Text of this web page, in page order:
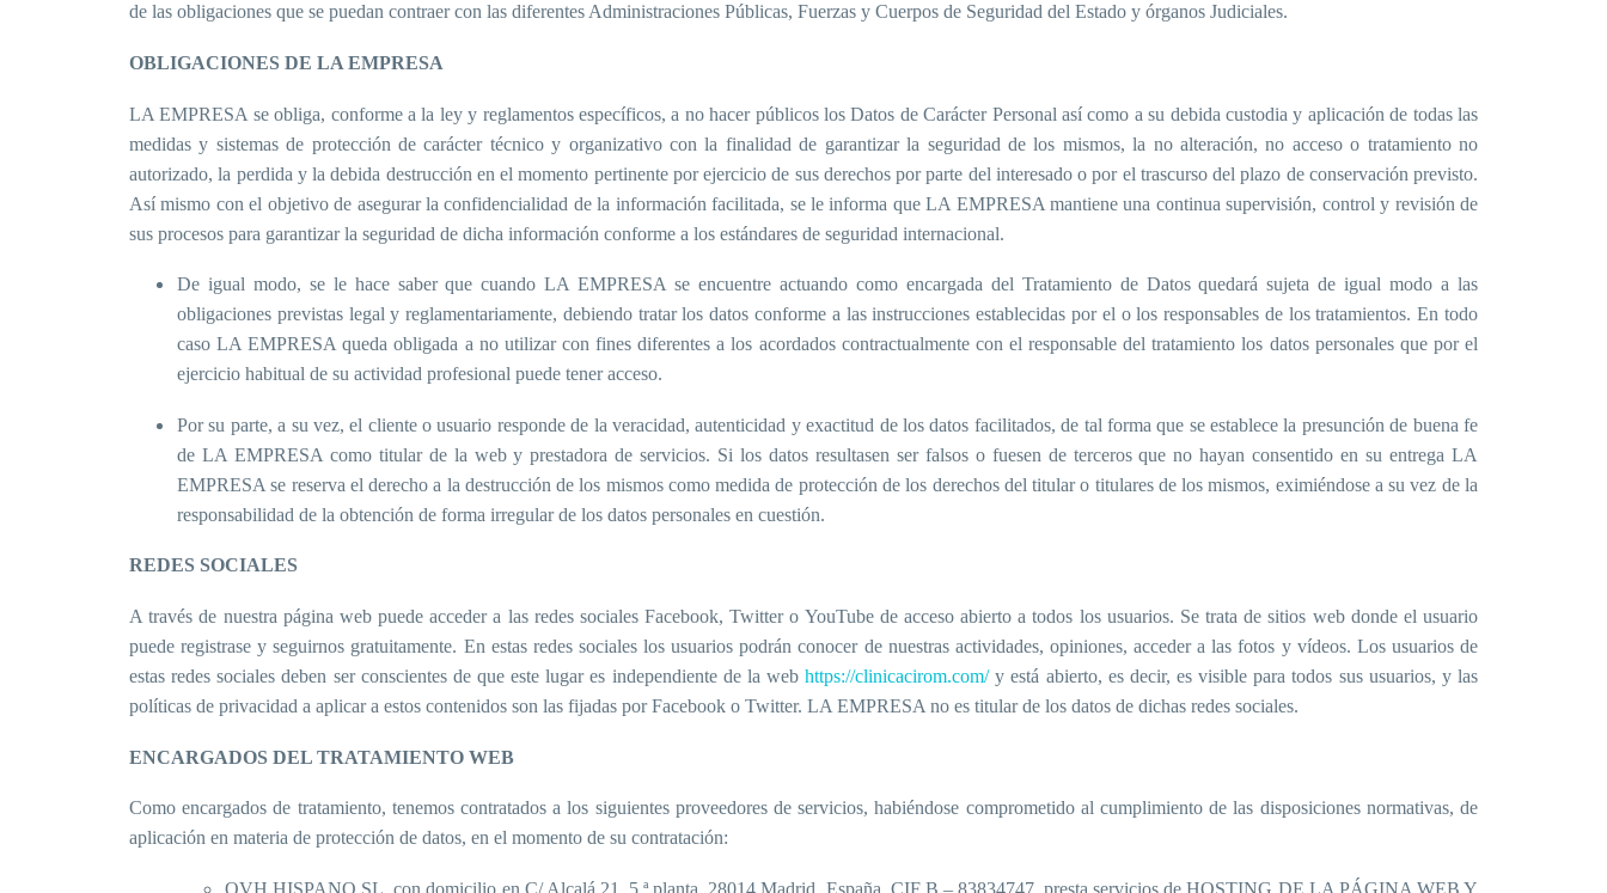
de las obligaciones que se puedan contraer con las diferentes Administraciones Públicas, Fuerzas y Cuerpos de Seguridad del Estado y órganos Judiciales.
OBLIGACIONES DE LA EMPRESA
LA EMPRESA se obliga, conforme a la ley y reglamentos específicos, a no hacer públicos los Datos de Carácter Personal así como a su debida custodia y aplicación de todas las
medidas y sistemas de protección de carácter técnico y organizativo con la finalidad de garantizar la seguridad de los mismos, la no alteración, no acceso o tratamiento no
autorizado, la perdida y la debida destrucción en el momento pertinente por ejercicio de sus derechos por parte del interesado o por el trascurso del plazo de conservación previsto.
Así mismo con el objetivo de asegurar la confidencialidad de la información facilitada, se le informa que LA EMPRESA mantiene una continua supervisión, control y revisión de
sus procesos para garantizar la seguridad de dicha información conforme a los estándares de seguridad internacional.
De igual modo, se le hace saber que cuando LA EMPRESA se encuentre actuando como encargada del Tratamiento de Datos quedará sujeta de igual modo a las
obligaciones previstas legal y reglamentariamente, debiendo tratar los datos conforme a las instrucciones establecidas por el o los responsables de los tratamientos. En todo
caso LA EMPRESA queda obligada a no utilizar con fines diferentes a los acordados contractualmente con el responsable del tratamiento los datos personales que por el
ejercicio habitual de su actividad profesional puede tener acceso.
Por su parte, a su vez, el cliente o usuario responde de la veracidad, autenticidad y exactitud de los datos facilitados, de tal forma que se establece la presunción de buena fe
de LA EMPRESA como titular de la web y prestadora de servicios. Si los datos resultasen ser falsos o fuesen de terceros que no hayan consentido en su entrega LA
EMPRESA se reserva el derecho a la destrucción de los mismos como medida de protección de los derechos del titular o titulares de los mismos, eximiéndose a su vez de la
responsabilidad de la obtención de forma irregular de los datos personales en cuestión.
REDES SOCIALES
A través de nuestra página web puede acceder a las redes sociales Facebook, Twitter o YouTube de acceso abierto a todos los usuarios. Se trata de sitios web donde el usuario
puede registrase y seguirnos gratuitamente. En estas redes sociales los usuarios podrán conocer de nuestras actividades, opiniones, acceder a las fotos y vídeos. Los usuarios de
estas redes sociales deben ser conscientes de que este lugar es independiente de la webhttps://clinicacirom.com/y está abierto, es decir, es visible para todos sus usuarios, y las
políticas de privacidad a aplicar a estos contenidos son las fijadas por Facebook o Twitter. LA EMPRESA no es titular de los datos de dichas redes sociales.
ENCARGADOS DEL TRATAMIENTO WEB
Como encargados de tratamiento, tenemos contratados a los siguientes proveedores de servicios, habiéndose comprometido al cumplimiento de las disposiciones normativas, de
aplicación en materia de protección de datos, en el momento de su contratación:
OVH HISPANO SL, con domicilio en C/ Alcalá 21, 5.ª planta, 28014 Madrid, España, CIF B – 83834747, presta servicios de HOSTING DE LA PÁGINA WEB Y